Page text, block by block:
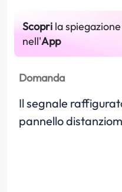
Scopri la spiegazione
nell'App
Domanda
Il segnale
pannello